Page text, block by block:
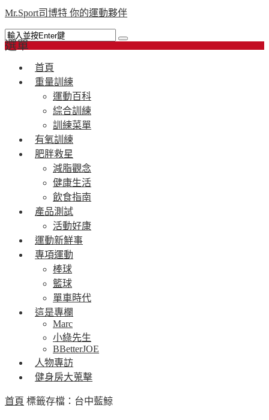
Mr.Sport司博特 你的運動夥伴
選單
首頁
重量訓練
運動百科
綜合訓練
訓練菜單
有氧訓練
肥胖救星
減脂觀念
健康生活
飲食指南
產品測試
活動好康
運動新鮮事
專項運動
棒球
籃球
單車時代
這是專欄
Marc
小綠先生
BBetterJOE
人物專訪
健身房大蒐擊
首頁 標籤存檔：台中藍鯨